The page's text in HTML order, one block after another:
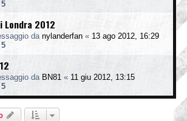
5
Londra 2012
da nylanderfan « 13 ago 2012, 16:29
5
da BN81 « 11 giu 2012, 13:15
5